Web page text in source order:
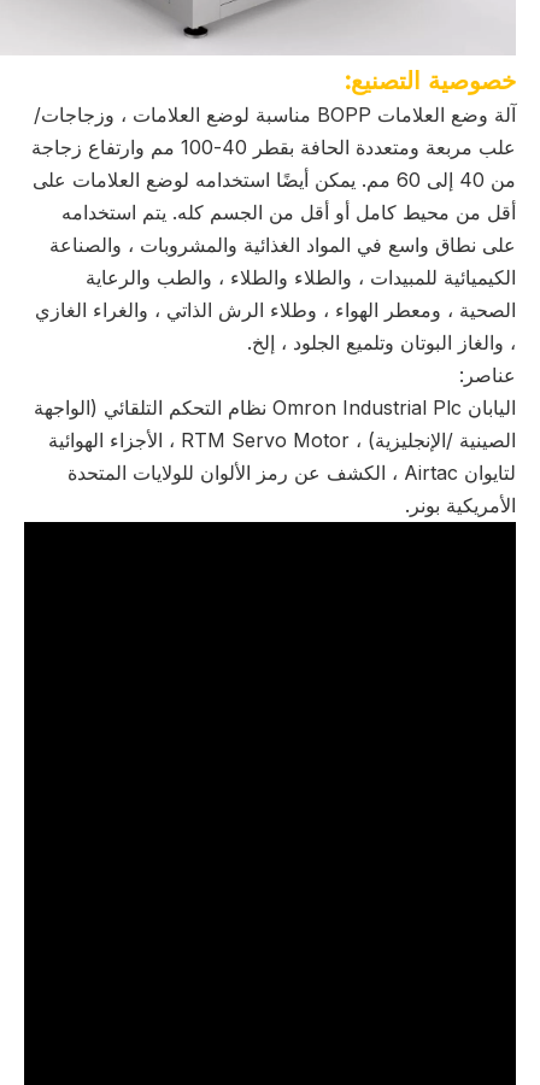
خصوصية التصنيع:
آلة وضع العلامات BOPP مناسبة لوضع العلامات ، وزجاجات/
علب مربعة ومتعددة الحافة بقطر 40-100 مم وارتفاع زجاجة
من 40 إلى 60 مم. يمكن أيضًا استخدامه لوضع العلامات على
أقل من محيط كامل أو أقل من الجسم كله. يتم استخدامه
على نطاق واسع في المواد الغذائية والمشروبات ، والصناعة
الكيميائية للمبيدات ، والطلاء والطلاء ، والطب والرعاية
الصحية ، ومعطر الهواء ، وطلاء الرش الذاتي ، والغراء الغازي
، والغاز البوتان وتلميع الجلود ، إلخ.
عناصر:
اليابان Omron Industrial Plc نظام التحكم التلقائي (الواجهة
الصينية /الإنجليزية) ، RTM Servo Motor ، الأجزاء الهوائية
لتايوان Airtac ، الكشف عن رمز الألوان للولايات المتحدة
الأمريكية بونر.